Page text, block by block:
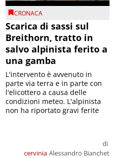
CRONACA
Scarica di sassi sul
Breithorn, tratto in
salvo alpinista ferito a
una gamba
cervinia
di
Alessandro Bianchet
L'intervento è avvenuto in
parte via terra e in parte con
l'elicottero a causa delle
condizioni meteo. L'alpinista
non ha riportato gravi ferite